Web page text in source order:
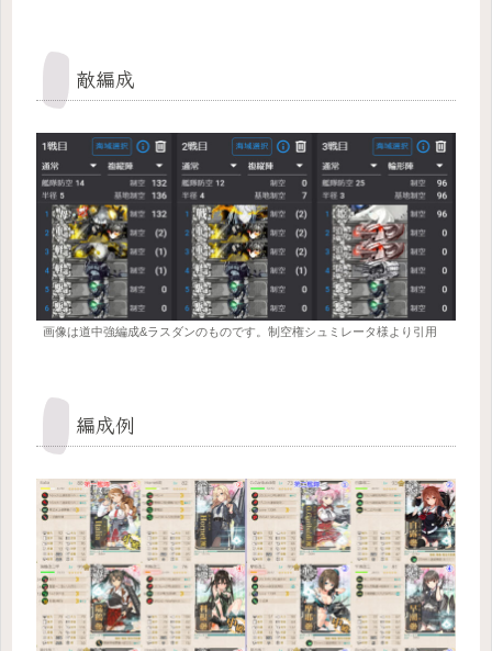
敵編成
画像は道中強編成&ラスダンのものです。制空権シュミレータ様より引用
編成例